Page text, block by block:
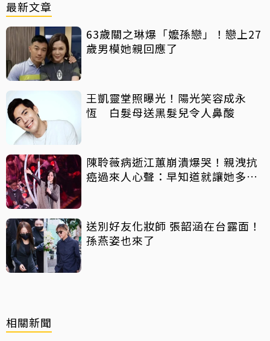
最新文章
63歲關之琳爆「嬤孫戀」！戀上27
歲男模她親回應了
王凱靈堂照曝光！陽光笑容成永
恆 白髮母送黑髮兒令人鼻酸
陳聆薇病逝江蕙崩潰爆哭！親洩抗
癌過來人心聲：早知道就讓她多化
送別好友化妝師 張韶涵在台露面！
孫燕姿也來了
相關新聞